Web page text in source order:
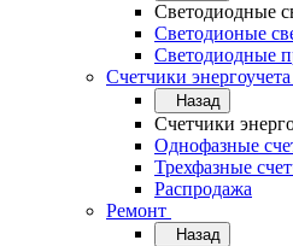
Светодиодные
Светодионые
Светодиодные
Счетчики энергоучета
Назад
Счетчики
Однофазные
Трехфазные
Распродажа
Ремонт
Назад